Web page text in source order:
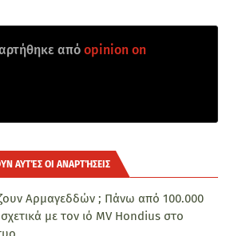
από opinion on
ΑΥΤΈΣ ΟΙ ΑΝΑΡΤΉΣΕΙΣ
Αρμαγεδδών ; Πάνω από 100.000
με τον ιό MV Hondius στο